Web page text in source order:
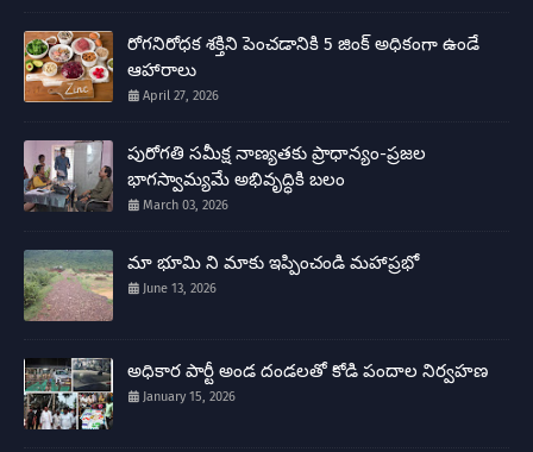
రోగనిరోధక శక్తిని పెంచడానికి 5 జింక్ అధికంగా ఉండే
ఆహారాలు
April 27, 2026
పురోగతి సమీక్ష నాణ్యతకు ప్రాధాన్యం-ప్రజల
భాగస్వామ్యమే అభివృద్ధికి బలం
March 03, 2026
మా భూమి ని మాకు ఇప్పించండి మహాప్రభో
June 13, 2026
అధికార పార్టీ అండ దండలతో కోడి పందాల నిర్వహణ
January 15, 2026